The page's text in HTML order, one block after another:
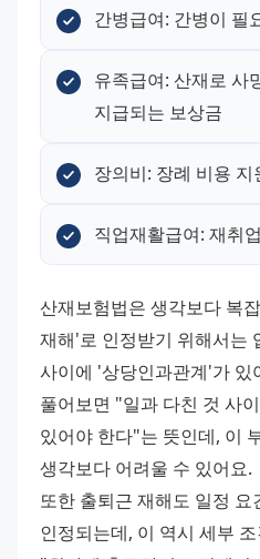
간병급여: 간병이 필
유족급여: 산재로 사
지급되는 보상금
장의비: 장례 비용 지
직업재활급여: 재취
산재보험법은 생각보다 복
재해'로 인정받기 위해서는
사이에 '상당인과관계'가 있
풀어보면 "일과 다친 것 사
있어야 한다"는 뜻인데, 이
생각보다 어려울 수 있어요.
또한 출퇴근 재해도 일정 요
인정되는데, 이 역시 세부